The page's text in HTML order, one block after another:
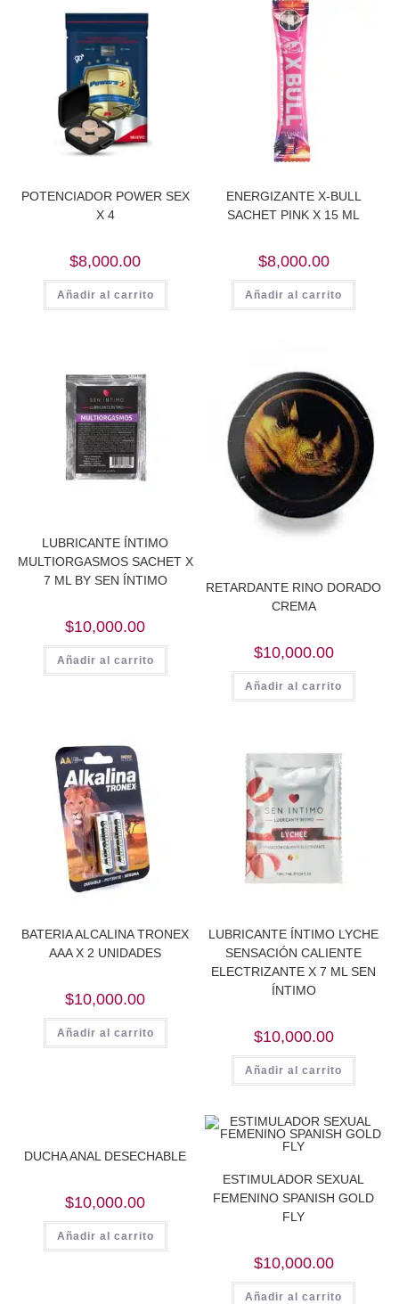
POTENCIADOR POWER SEX
X 4
$8,000.00
Añadir al carrito
ENERGIZANTE X-BULL
SACHET PINK X 15 ML
$8,000.00
Añadir al carrito
LUBRICANTE ÍNTIMO
MULTIORGASMOS SACHET X
7 ML BY SEN ÍNTIMO
$10,000.00
Añadir al carrito
RETARDANTE RINO DORADO
CREMA
$10,000.00
Añadir al carrito
BATERIA ALCALINA TRONEX
AAA X 2 UNIDADES
$10,000.00
Añadir al carrito
LUBRICANTE ÍNTIMO LYCHE
SENSACIÓN CALIENTE
ELECTRIZANTE X 7 ML SEN
ÍNTIMO
$10,000.00
Añadir al carrito
DUCHA ANAL DESECHABLE
$10,000.00
Añadir al carrito
ESTIMULADOR SEXUAL
FEMENINO SPANISH GOLD
FLY
$10,000.00
Añadir al carrito